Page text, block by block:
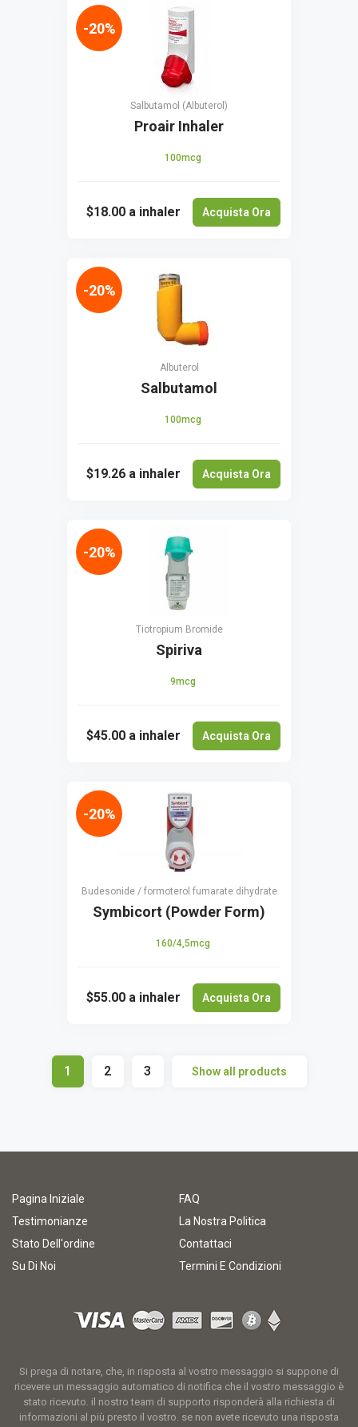
Salbutamol (Albuterol)
Proair Inhaler
100mcg
$18.00 a inhaler Acquista Ora
-20%
Albuterol
Salbutamol
100mcg
$19.26 a inhaler Acquista Ora
-20%
Tiotropium Bromide
Spiriva
9mcg
$45.00 a inhaler Acquista Ora
-20%
Budesonide / formoterol fumarate dihydrate
Symbicort (Powder Form)
160/4,5mcg
$55.00 a inhaler Acquista Ora
-20%
1 2 3 Show all products
Pagina Iniziale
FAQ
Testimonianze
La Nostra Politica
Stato Dell'ordine
Contattaci
Su Di Noi
Termini E Condizioni
Si prega di notare, che, in risposta al vostro messaggio si suppone di
ricevere un messaggio automatico di notifica che il vostro messaggio è
stato ricevuto. il nostro team di supporto risponderà alla richiesta di
informazioni al più presto il vostro. se non avete ricevuto una risposta